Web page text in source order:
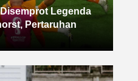
Legenda
Pertaruhan